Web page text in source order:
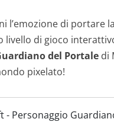
l’emozione di portare
livello di gioco
del Portaledi
pixelato!
- Personaggio